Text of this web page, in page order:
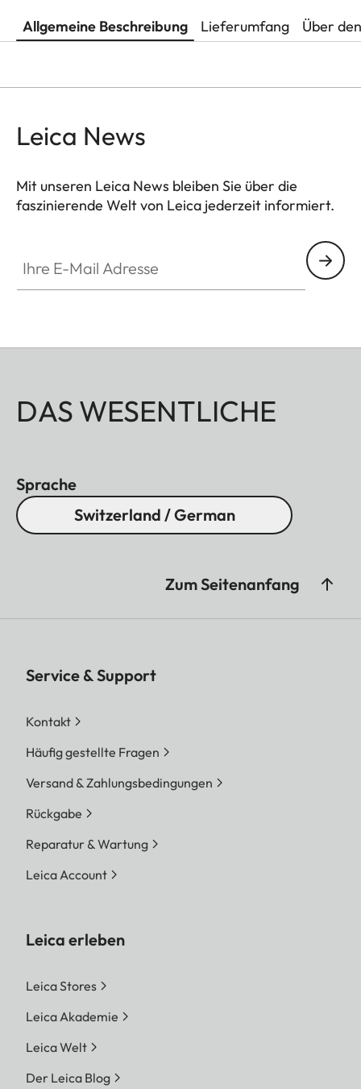
Allgemeine Beschreibung Lieferumfang Über
Leica News
Mit unseren Leica News bleiben Sie über die
faszinierende Welt von Leica jederzeit informiert.
DAS WESENTLICHE
Sprache
Switzerland / German
Zum Seitenanfang
Service & Support
Kontakt
Häufig gestellte Fragen
Versand & Zahlungsbedingungen
Rückgabe
Reparatur & Wartung
Leica Account
Leica erleben
Leica Stores
Leica Akademie
Leica Welt
Der Leica Blog